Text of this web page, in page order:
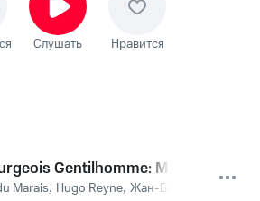
Слушать Нравится
Gentilhomme: Marche
Marais, Hugo Reyne, Жан-Батист Люлли